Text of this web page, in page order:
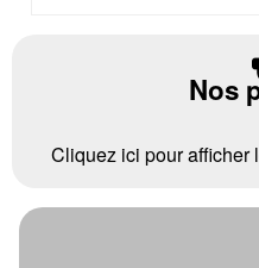
Nos
Cliquez ici pour afficher